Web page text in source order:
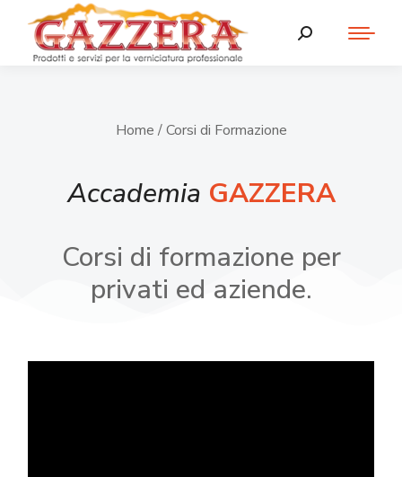
Home / Corsi di Formazione
Accademia GAZZERA
Corsi di formazione per
privati ed aziende.